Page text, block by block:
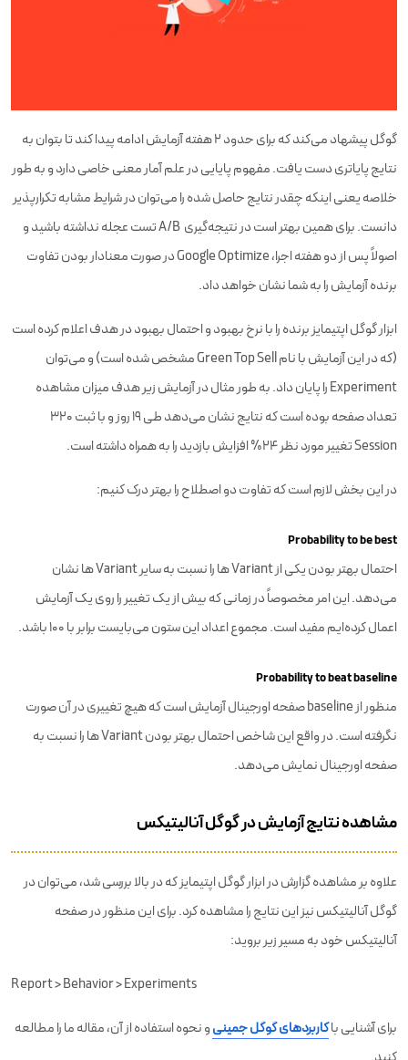
گوگل پیشهاد می‌کند که برای حدود ۲ هفته آزمایش ادامه پیدا کند تا بتوان به
نتایج پایاتری دست یافت. مفهوم پایایی در علم آمار معنی خاصی دارد و به طور
خلاصه یعنی اینکه چقدر نتایج حاصل شده را می‌توان در شرایط مشابه تکرارپذیر
دانست. برای همین بهتر است در نتیجه‌گیری A/B تست عجله نداشته باشید و
اصولاً پس از دو هفته اجرا، Google Optimize در صورت معنادار بودن تفاوت
برنده آزمایش را به شما نشان خواهد داد.
ابزار گوگل اپتیمایز برنده را با نرخ بهبود و احتمال بهبود در هدف اعلام کرده است
(که در این آزمایش با نام Green Top Sell مشخص شده است) و می‌توان
Experiment را پایان داد. به طور مثال در آزمایش زیر هدف میزان مشاهده
تعداد صفحه بوده است که نتایج نشان می‌دهد طی ۱۹ روز و با ثبت ۳۲۰
Session تغییر مورد نظر ۲۴% افزایش بازدید را به همراه داشته است.
در این بخش لازم است که تفاوت دو اصطلاح را بهتر درک کنیم:
Probability to be best
احتمال بهتر بودن یکی از Variant ها را نسبت به سایر Variant ها نشان
می‌دهد. این امر مخصوصاً در زمانی که بیش از یک تغییر را روی یک آزمایش
اعمال کرده‌ایم مفید است. مجموع اعداد این ستون می‌بایست برابر با ۱۰۰ باشد.
Probability to beat baseline
منظور از baseline صفحه اورجینال آزمایش است که هیچ تغییری در آن صورت
نگرفته است. در واقع این شاخص احتمال بهتر بودن Variant ها را نسبت به
صفحه اورجینال نمایش می‌دهد.
مشاهده نتایج آزمایش در گوگل آنالیتیکس
علاوه بر مشاهده گزارش در ابزار گوگل اپتیمایز که در بالا بررسی شد، می‌توان در
گوگل آنالیتیکس نیز این نتایج را مشاهده کرد. برای این منظور در صفحه
آنالیتیکس خود به مسیر زیر بروید:
Report > Behavior > Experiments
برای آشنایی باکاربردهای گوگل جمینیو نحوه استفاده از آن، مقاله ما را مطالعه